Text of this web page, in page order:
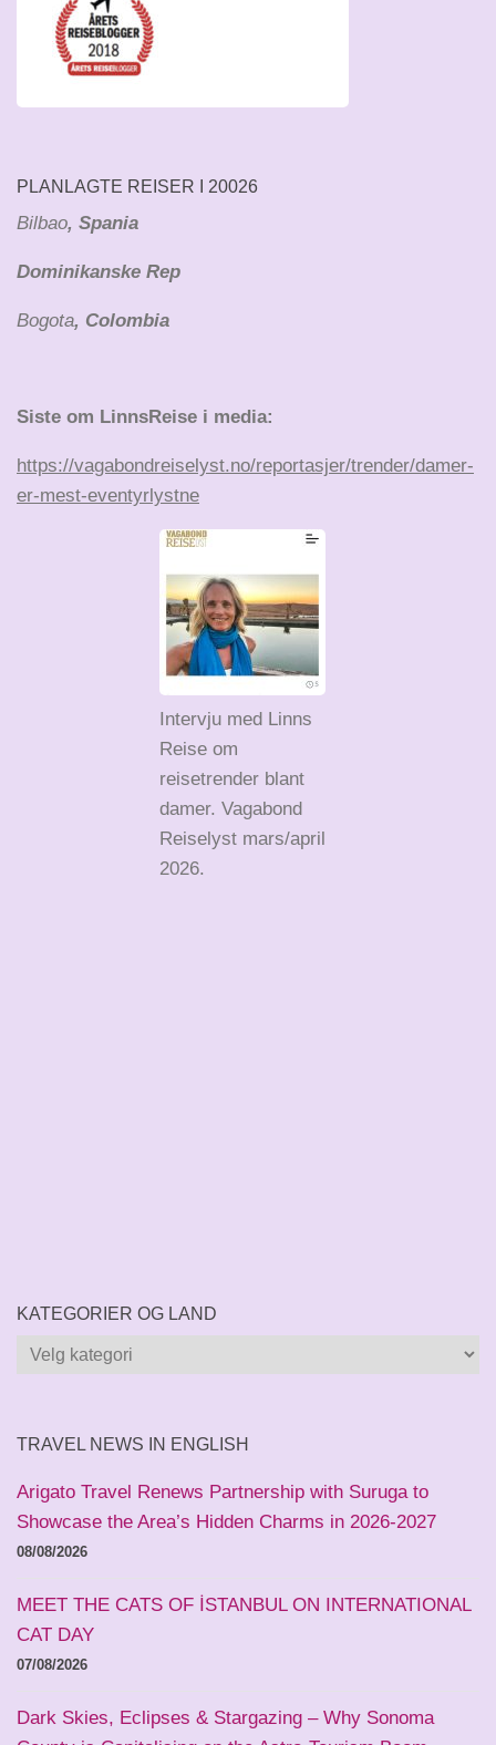
PLANLAGTE REISER I 20026
Bilbao, Spania
Dominikanske Rep
Bogota, Colombia
Siste om LinnsReise i media:
https://vagabondreiselyst.no/reportasjer/trender/damer-
er-mest-eventyrlystne
Intervju med Linns
Reise om
reisetrender blant
damer. Vagabond
Reiselyst mars/april
2026.
KATEGORIER OG LAND
Kategorier
TRAVEL NEWS IN ENGLISH
Arigato Travel Renews Partnership with Suruga to
Showcase the Area’s Hidden Charms in 2026-2027
08/08/2026
MEET THE CATS OF İSTANBUL ON INTERNATIONAL
CAT DAY
07/08/2026
Dark Skies, Eclipses & Stargazing – Why Sonoma